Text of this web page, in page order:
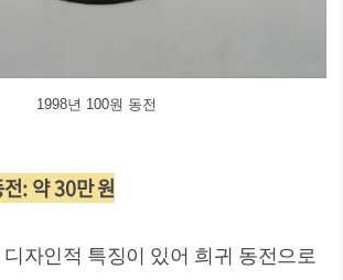
1998년 100원 동전
: 약 30만 원
자인적 특징이 있어 희귀 동전으로